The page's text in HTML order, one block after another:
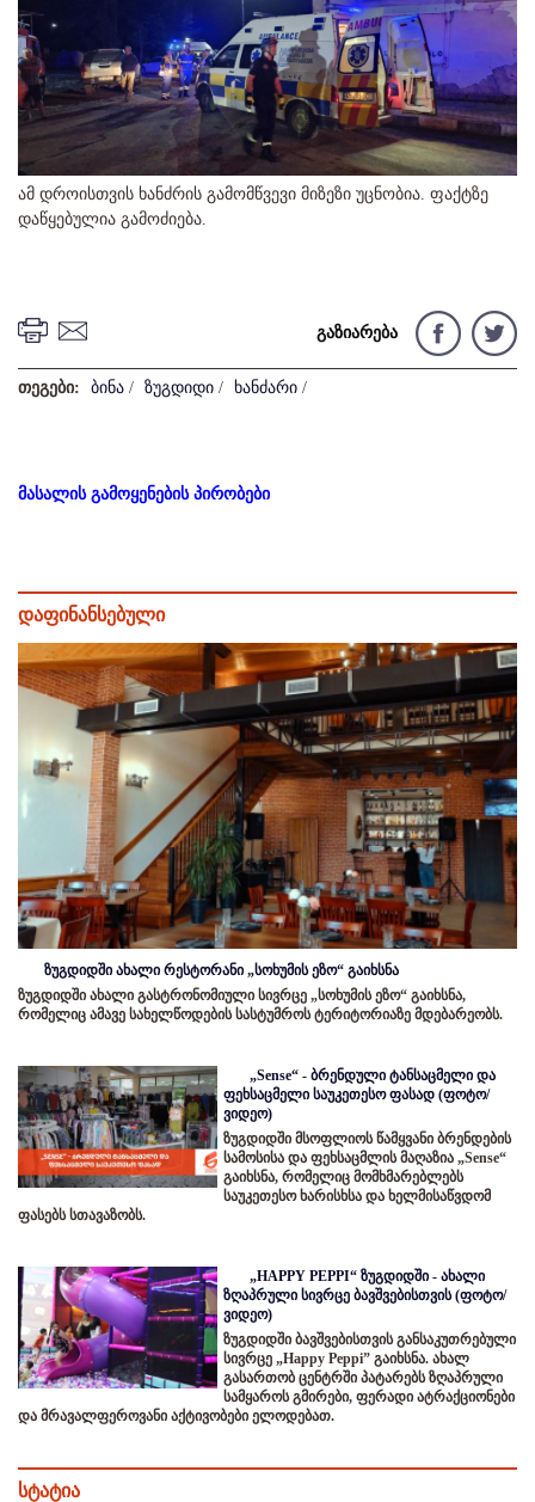
ამ დროისთვის ხანძრის გამომწვევი მიზეზი უცნობია. ფაქტზე
დაწყებულია გამოძიება.
გაზიარება
თეგები: ბინა / ზუგდიდი / ხანძარი /
მასალის გამოყენების პირობები
დაფინანსებული
ზუგდიდში ახალი რესტორანი „სოხუმის ეზო“ გაიხსნა
ზუგდიდში ახალი გასტრონომიული სივრცე „სოხუმის ეზო“ გაიხსნა,
რომელიც ამავე სახელწოდების სასტუმროს ტერიტორიაზე მდებარეობს.
„Sense“ - ბრენდული ტანსაცმელი და
ფეხსაცმელი საუკეთესო ფასად (ფოტო/
ვიდეო)
ზუგდიდში მსოფლიოს წამყვანი ბრენდების
სამოსისა და ფეხსაცმლის მაღაზია „Sense“
გაიხსნა, რომელიც მომხმარებლებს
საუკეთესო ხარისხსა და ხელმისაწვდომ
ფასებს სთავაზობს.
„HAPPY PEPPI“ ზუგდიდში - ახალი
ზღაპრული სივრცე ბავშვებისთვის (ფოტო/
ვიდეო)
ზუგდიდში ბავშვებისთვის განსაკუთრებული
სივრცე „Happy Peppi” გაიხსნა. ახალ
გასართობ ცენტრში პატარებს ზღაპრული
სამყაროს გმირები, ფერადი ატრაქციონები
და მრავალფეროვანი აქტივობები ელოდებათ.
სტატია